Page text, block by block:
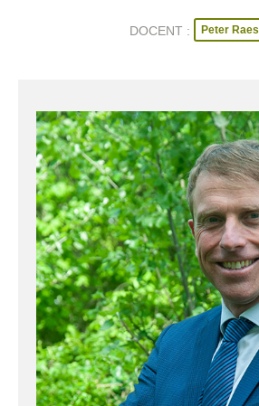
DOCENT : Peter Raes